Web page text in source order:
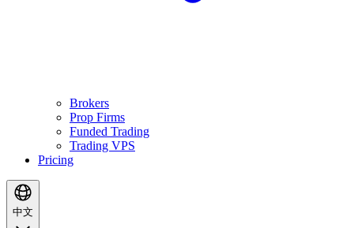
Brokers
Prop Firms
Funded Trading
Trading VPS
Pricing
中文